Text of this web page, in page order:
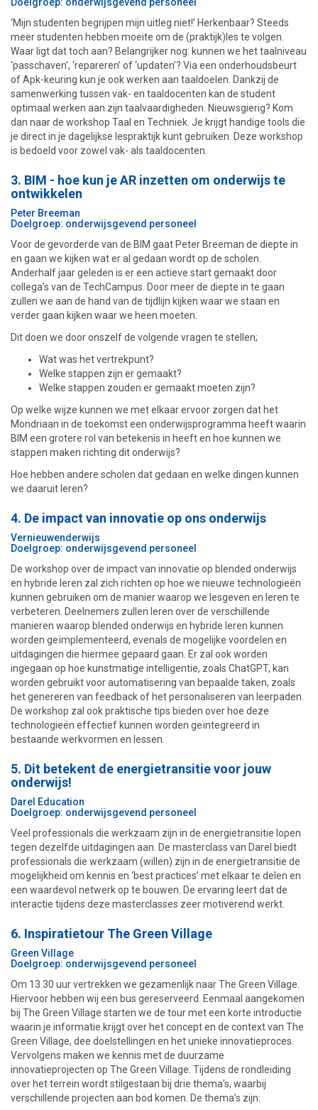
Doelgroep: onderwijsgevend personeel
‘Mijn studenten begrijpen mijn uitleg niet!’ Herkenbaar? Steeds
meer studenten hebben moeite om de (praktijk)les te volgen.
Waar ligt dat toch aan? Belangrijker nog: kunnen we het taalniveau
‘passchaven’, ‘repareren’ of ‘updaten’? Via een onderhoudsbeurt
of Apk-keuring kun je ook werken aan taaldoelen. Dankzij de
samenwerking tussen vak- en taaldocenten kan de student
optimaal werken aan zijn taalvaardigheden. Nieuwsgierig? Kom
dan naar de workshop Taal en Techniek. Je krijgt handige tools die
je direct in je dagelijkse lespraktijk kunt gebruiken. Deze workshop
is bedoeld voor zowel vak- als taaldocenten.
3. BIM - hoe kun je AR inzetten om onderwijs te
ontwikkelen
Peter Breeman
Doelgroep: onderwijsgevend personeel
Voor de gevorderde van de BIM gaat Peter Breeman de diepte in
en gaan we kijken wat er al gedaan wordt op de scholen.
Anderhalf jaar geleden is er een actieve start gemaakt door
collega’s van de TechCampus. Door meer de diepte in te gaan
zullen we aan de hand van de tijdlijn kijken waar we staan en
verder gaan kijken waar we heen moeten.
Dit doen we door onszelf de volgende vragen te stellen;
Wat was het vertrekpunt?
Welke stappen zijn er gemaakt?
Welke stappen zouden er gemaakt moeten zijn?
Op welke wijze kunnen we met elkaar ervoor zorgen dat het
Mondriaan in de toekomst een onderwijsprogramma heeft waarin
BIM een grotere rol van betekenis in heeft en hoe kunnen we
stappen maken richting dit onderwijs?
Hoe hebben andere scholen dat gedaan en welke dingen kunnen
we daaruit leren?
4. De impact van innovatie op ons onderwijs
Vernieuwenderwijs
Doelgroep: onderwijsgevend personeel
De workshop over de impact van innovatie op blended onderwijs
en hybride leren zal zich richten op hoe we nieuwe technologieën
kunnen gebruiken om de manier waarop we lesgeven en leren te
verbeteren. Deelnemers zullen leren over de verschillende
manieren waarop blended onderwijs en hybride leren kunnen
worden geïmplementeerd, evenals de mogelijke voordelen en
uitdagingen die hiermee gepaard gaan. Er zal ook worden
ingegaan op hoe kunstmatige intelligentie, zoals ChatGPT, kan
worden gebruikt voor automatisering van bepaalde taken, zoals
het genereren van feedback of het personaliseren van leerpaden.
De workshop zal ook praktische tips bieden over hoe deze
technologieën effectief kunnen worden geïntegreerd in
bestaande werkvormen en lessen.
5. Dit betekent de energietransitie voor jouw
onderwijs!
Darel Education
Doelgroep: onderwijsgevend personeel
Veel professionals die werkzaam zijn in de energietransitie lopen
tegen dezelfde uitdagingen aan. De masterclass van Darel biedt
professionals die werkzaam (willen) zijn in de energietransitie de
mogelijkheid om kennis en ‘best practices’ met elkaar te delen en
een waardevol netwerk op te bouwen. De ervaring leert dat de
interactie tijdens deze masterclasses zeer motiverend werkt.
6. Inspiratietour The Green Village
Green Village
Doelgroep: onderwijsgevend personeel
Om 13.30 uur vertrekken we gezamenlijk naar The Green Village.
Hiervoor hebben wij een bus gereserveerd. Eenmaal aangekomen
bij The Green Village starten we de tour met een korte introductie
waarin je informatie krijgt over het concept en de context van The
Green Village, dee doelstellingen en het unieke innovatieproces.
Vervolgens maken we kennis met de duurzame
innovatieprojecten op The Green Village. Tijdens de rondleiding
over het terrein wordt stilgestaan bij drie thema’s, waarbij
verschillende projecten aan bod komen. De thema’s zijn: